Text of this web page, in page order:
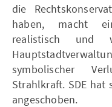
die
haben, macht
realistisch und
symbolischer
Strahlkraft. SDE hat
angeschoben.